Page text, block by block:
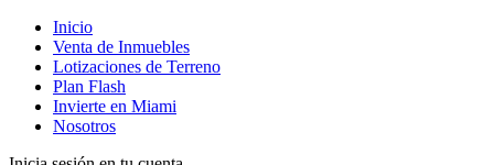
Inicio
Venta de Inmuebles
Lotizaciones de Terreno
Plan Flash
Invierte en Miami
Nosotros